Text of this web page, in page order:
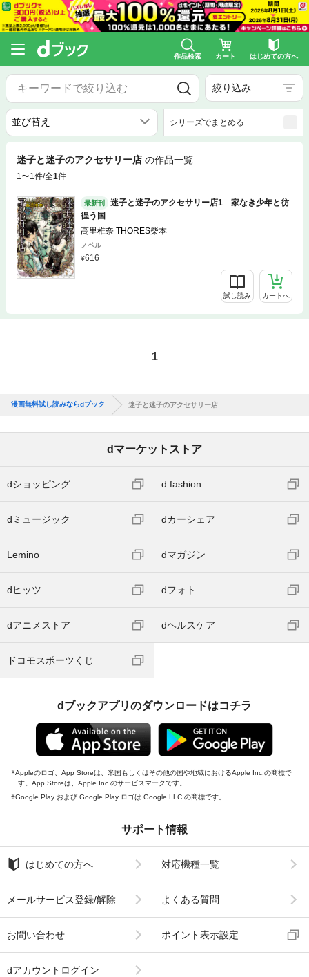
作品検索 カート はじめての方へ
絞り込み
シリーズでまとめる
迷子と迷子のアクセサリー店 の作品一覧
1〜1件/全1件
最新刊
迷子と迷子のアクセサリー店1 家なき少年と彷
徨う国
高里椎奈 THORES柴本
ノベル
616
試し読み カートへ
1
漫画無料試し読みならdブック 迷子と迷子のアクセサリー店
dマーケットストア
dショッピング d fashion
dミュージック dカーシェア
Lemino dマガジン
dヒッツ dフォト
dアニメストア dヘルスケア
ドコモスポーツくじ
dブックアプリのダウンロードはコチラ
Appleのロゴ、App Storeは、米国もしくはその他の国や地域におけるApple Inc.の商標で
す。App Storeは、Apple Inc.のサービスマークです。
Google Play および Google Play ロゴは Google LLC の商標です。
サポート情報
はじめての方へ 対応機種一覧
メールサービス登録/解除 よくある質問
お問い合わせ ポイント表示設定
dアカウントログイン